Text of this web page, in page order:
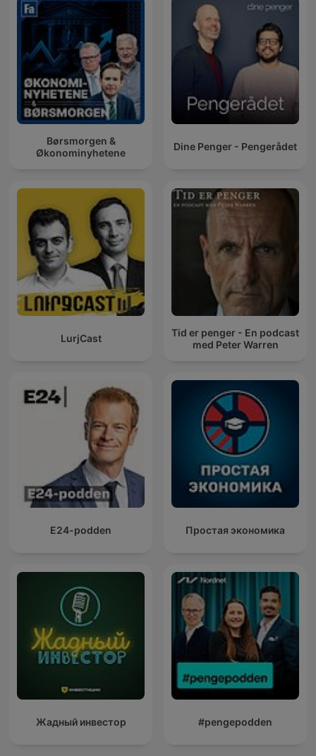
Børsmorgen &
Økonominyhetene
Dine Penger - Pengerådet
LurjCast
Tid er penger - En podcast
med Peter Warren
E24-podden Простая экономика
Жадный инвестор #pengepodden